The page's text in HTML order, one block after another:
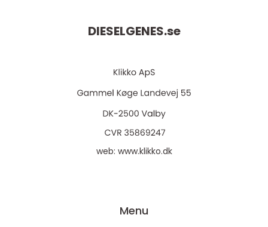
DIESELGENES.se
web: www.klikko.dk
Menu